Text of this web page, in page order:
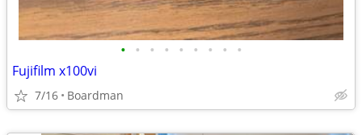
• • • • • • • • •
Fujifilm x100vi
7/16 Boardman